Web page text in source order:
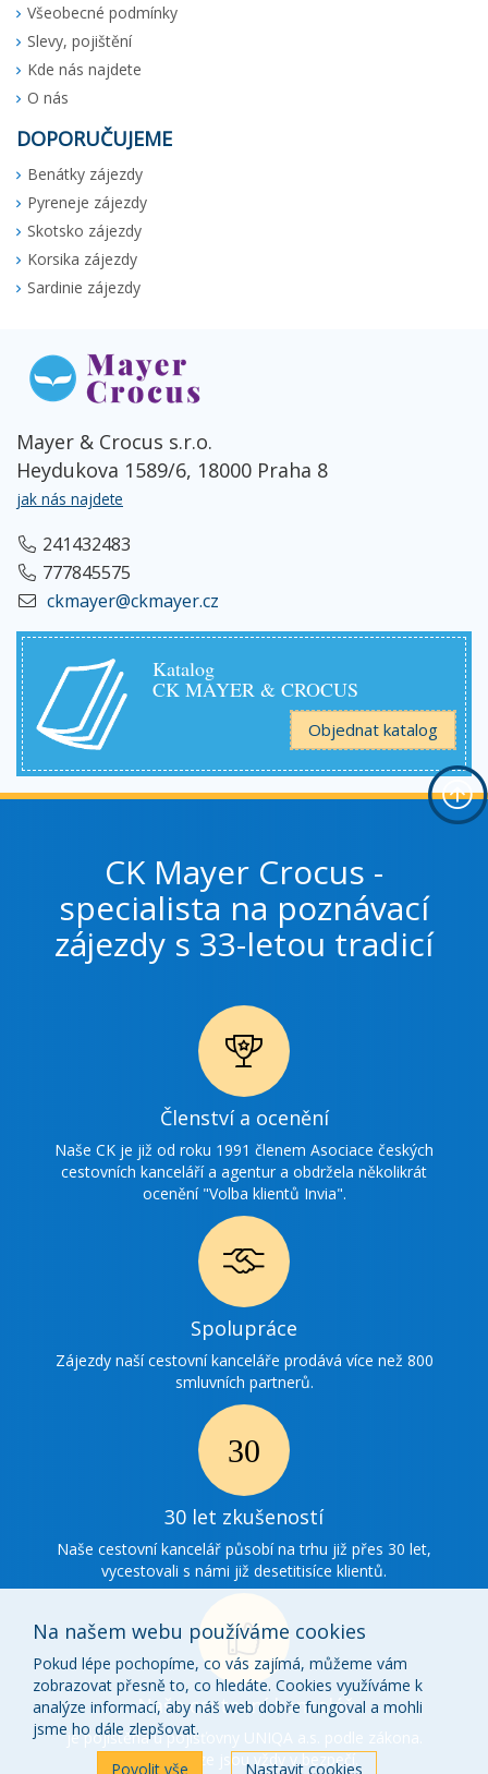
Všeobecné podmínky
Slevy, pojištění
Kde nás najdete
O nás
DOPORUČUJEME
Benátky zájezdy
Pyreneje zájezdy
Skotsko zájezdy
Korsika zájezdy
Sardinie zájezdy
Mayer & Crocus s.r.o.
Heydukova 1589/6, 18000 Praha 8
jak nás najdete
241432483
777845575
ckmayer@ckmayer.cz
Katalog
CK MAYER & CROCUS
Objednat katalog
CK Mayer Crocus -
specialista na poznávací
zájezdy s 33-letou tradicí
Ikonka
ocenění
Členství a ocenění
Naše CK je již od roku 1991 členem Asociace českých
cestovních kanceláří a agentur a obdržela několikrát
ocenění "Volba klientů Invia".
Ikonka
spolupráce
Spolupráce
Zájezdy naší cestovní kanceláře prodává více než 800
smluvních partnerů.
30 Ikonka
zkušenosti
30 let zkušeností
Naše cestovní kancelář působí na trhu již přes 30 let,
vycestovali s námi již desetitisíce klientů.
Ikonka
o
nás
Naše cestovní kancelář
je pojištěna u pojišťovny UNIQA a.s. podle zákona.
Vaše peníze jsou vždy v bezpečí.
Na našem webu používáme cookies
Pokud lépe pochopíme, co vás zajímá, můžeme vám
zobrazovat přesně to, co hledáte. Cookies využíváme k
analýze informací, aby náš web dobře fungoval a mohli
jsme ho dále zlepšovat.
Povolit vše
Nastavit cookies